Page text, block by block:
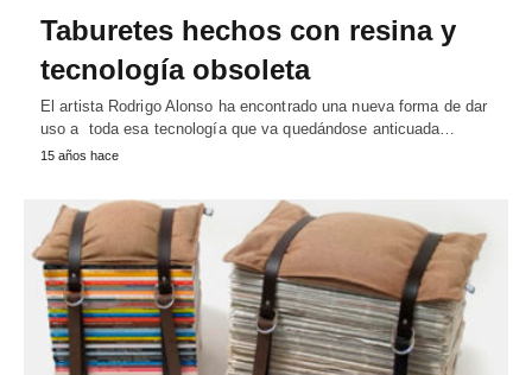
Taburetes hechos con resina y
tecnología obsoleta
El artista Rodrigo Alonso ha encontrado una nueva forma de dar
uso a toda esa tecnología que va quedándose anticuada…
15 años hace